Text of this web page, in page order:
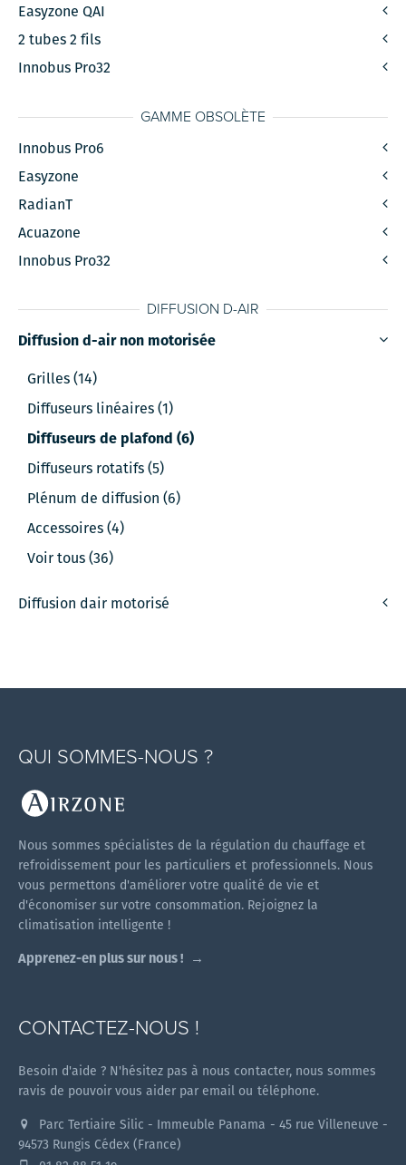
Easyzone QAI
2 tubes 2 fils
Innobus Pro32
GAMME OBSOLÈTE
Innobus Pro6
Easyzone
RadianT
Acuazone
Innobus Pro32
DIFFUSION D-AIR
Diffusion d-air non motorisée
Grilles (14)
Diffuseurs linéaires (1)
Diffuseurs de plafond (6)
Diffuseurs rotatifs (5)
Plénum de diffusion (6)
Accessoires (4)
Voir tous (36)
Diffusion dair motorisé
QUI SOMMES-NOUS ?
Nous sommes spécialistes de la régulation du chauffage et
refroidissement pour les particuliers et professionnels. Nous
vous permettons d'améliorer votre qualité de vie et
d'économiser sur votre consommation. Rejoignez la
climatisation intelligente !
Apprenez-en plus sur nous !
CONTACTEZ-NOUS !
Besoin d'aide ? N'hésitez pas à nous contacter, nous sommes
ravis de pouvoir vous aider par email ou téléphone.
Parc Tertiaire Silic - Immeuble Panama - 45 rue Villeneuve -
94573 Rungis Cédex (France)